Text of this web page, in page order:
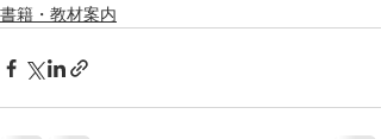
書籍・教材案内